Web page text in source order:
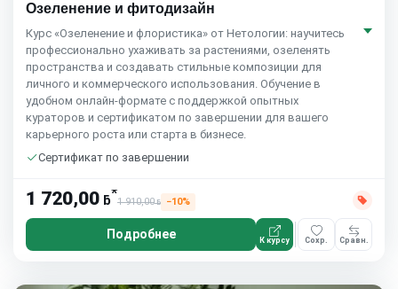
Озеленение и фитодизайн
Курс «Озеленение и флористика» от Нетологии: научитесь
профессионально ухаживать за растениями, озеленять
пространства и создавать стильные композиции для
личного и коммерческого использования. Обучение в
удобном онлайн-формате с поддержкой опытных
кураторов и сертификатом по завершении для вашего
карьерного роста или старта в бизнесе.
Сертификат по завершении
1 720,00 ƃ*
1 910,00ƃ −10%
Подробнее К курсу Сохр. Сравн.